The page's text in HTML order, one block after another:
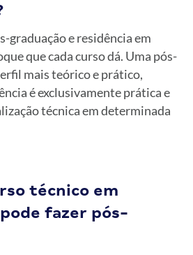
graduação e residência em
que cada curso dá. Uma pós-
mais teórico e prático,
é exclusivamente prática e
técnica em determinada
técnico em
fazer pós-